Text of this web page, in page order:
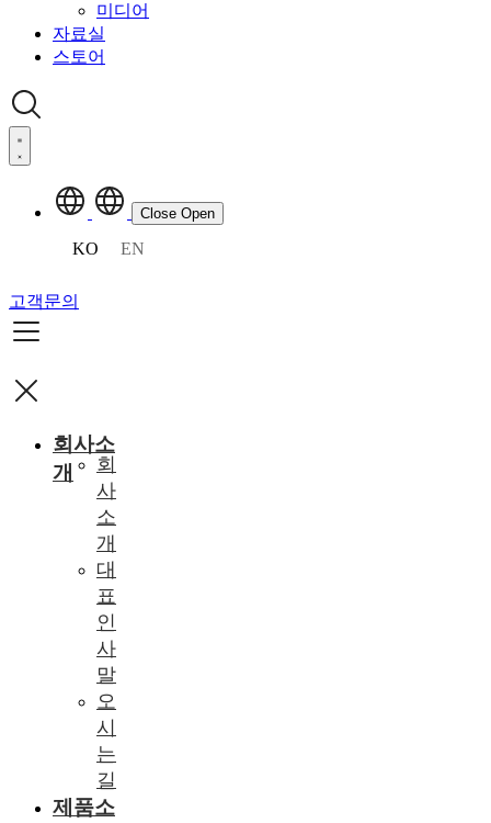
미디어
자료실
스토어
Close Open
KO EN
고객문의
회사소
개
회
사
소
개
대
표
인
사
말
오
시
는
길
제품소